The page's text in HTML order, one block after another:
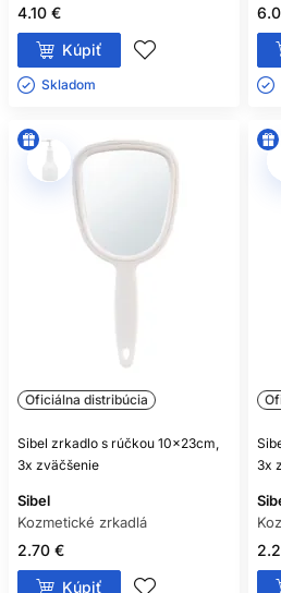
4.10 €
Kúpiť
Skladom ㅤ
Oficiálna distribúcia
Sibel zrkadlo s rúčkou 10x23cm,
3x zväčšenie
Sibel
Kozmetické zrkadlá
2.70 €
Kúpiť
3x